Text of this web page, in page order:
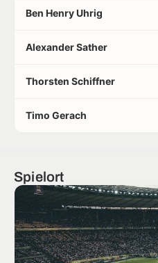
Ben Henry Uhrig
Alexander Sather
Thorsten Schiffner
Timo Gerach
Spielort